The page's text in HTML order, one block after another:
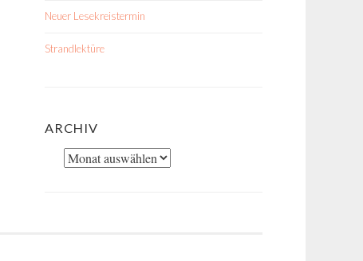
Neuer Lesekreistermin
Strandlektüre
ARCHIV
Archiv